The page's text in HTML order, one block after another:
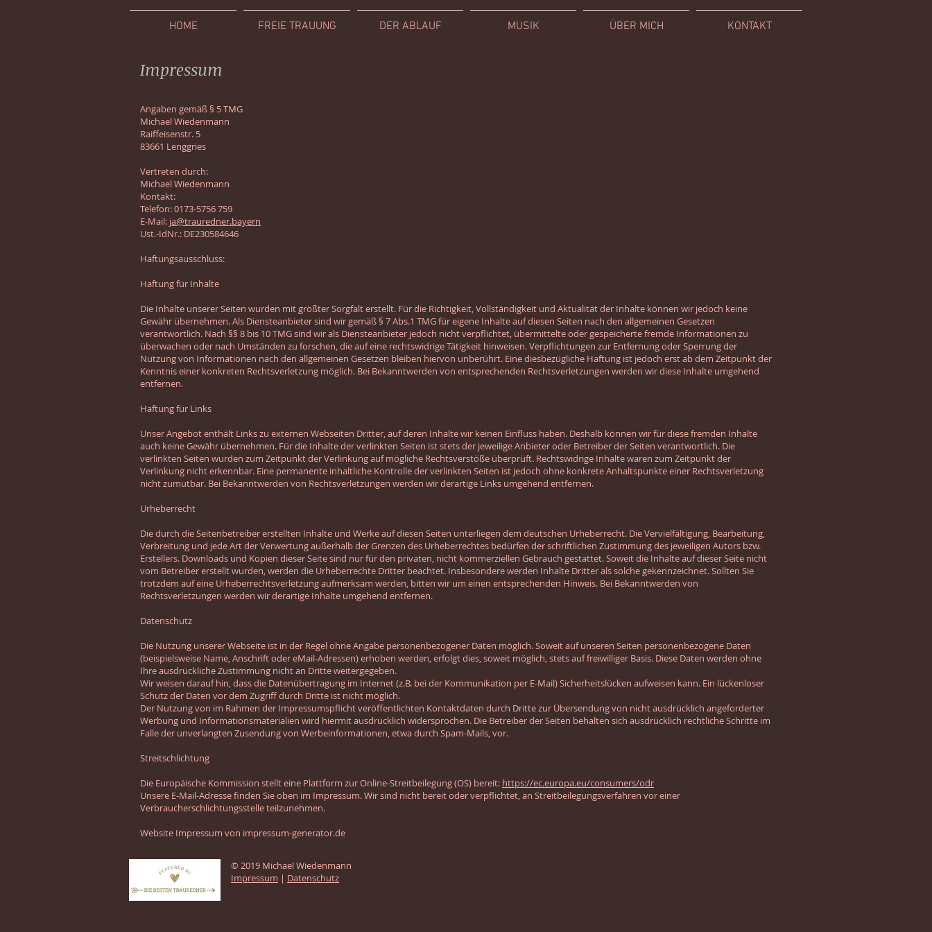
HOME FREIE TRAUUNG DER ABLAUF MUSIK ÜBER MICH KONTAKT
Impressum
Angaben gemäß § 5 TMG
Michael Wiedenmann
Raiffeisenstr. 5
83661 Lenggries
Vertreten durch:
Michael Wiedenmann
Kontakt:
Telefon: 0173-5756 759
E-Mail: ja@trauredner.bayern
Ust.-IdNr.: DE230584646
Haftungsausschluss:
Haftung für Inhalte
Die Inhalte unserer Seiten wurden mit größter Sorgfalt erstellt. Für die Richtigkeit, Vollständigkeit und Aktualität der Inhalte können wir jedoch keine
Gewähr übernehmen. Als Diensteanbieter sind wir gemäß § 7 Abs.1 TMG für eigene Inhalte auf diesen Seiten nach den allgemeinen Gesetzen
verantwortlich. Nach §§ 8 bis 10 TMG sind wir als Diensteanbieter jedoch nicht verpflichtet, übermittelte oder gespeicherte fremde Informationen zu
überwachen oder nach Umständen zu forschen, die auf eine rechtswidrige Tätigkeit hinweisen. Verpflichtungen zur Entfernung oder Sperrung der
Nutzung von Informationen nach den allgemeinen Gesetzen bleiben hiervon unberührt. Eine diesbezügliche Haftung ist jedoch erst ab dem Zeitpunkt der
Kenntnis einer konkreten Rechtsverletzung möglich. Bei Bekanntwerden von entsprechenden Rechtsverletzungen werden wir diese Inhalte umgehend
entfernen.
Haftung für Links
Unser Angebot enthält Links zu externen Webseiten Dritter, auf deren Inhalte wir keinen Einfluss haben. Deshalb können wir für diese fremden Inhalte
auch keine Gewähr übernehmen. Für die Inhalte der verlinkten Seiten ist stets der jeweilige Anbieter oder Betreiber der Seiten verantwortlich. Die
verlinkten Seiten wurden zum Zeitpunkt der Verlinkung auf mögliche Rechtsverstöße überprüft. Rechtswidrige Inhalte waren zum Zeitpunkt der
Verlinkung nicht erkennbar. Eine permanente inhaltliche Kontrolle der verlinkten Seiten ist jedoch ohne konkrete Anhaltspunkte einer Rechtsverletzung
nicht zumutbar. Bei Bekanntwerden von Rechtsverletzungen werden wir derartige Links umgehend entfernen.
Urheberrecht
Die durch die Seitenbetreiber erstellten Inhalte und Werke auf diesen Seiten unterliegen dem deutschen Urheberrecht. Die Vervielfältigung, Bearbeitung,
Verbreitung und jede Art der Verwertung außerhalb der Grenzen des Urheberrechtes bedürfen der schriftlichen Zustimmung des jeweiligen Autors bzw.
Erstellers. Downloads und Kopien dieser Seite sind nur für den privaten, nicht kommerziellen Gebrauch gestattet. Soweit die Inhalte auf dieser Seite nicht
vom Betreiber erstellt wurden, werden die Urheberrechte Dritter beachtet. Insbesondere werden Inhalte Dritter als solche gekennzeichnet. Sollten Sie
trotzdem auf eine Urheberrechtsverletzung aufmerksam werden, bitten wir um einen entsprechenden Hinweis. Bei Bekanntwerden von
Rechtsverletzungen werden wir derartige Inhalte umgehend entfernen.
Datenschutz
Die Nutzung unserer Webseite ist in der Regel ohne Angabe personenbezogener Daten möglich. Soweit auf unseren Seiten personenbezogene Daten
(beispielsweise Name, Anschrift oder eMail-Adressen) erhoben werden, erfolgt dies, soweit möglich, stets auf freiwilliger Basis. Diese Daten werden ohne
Ihre ausdrückliche Zustimmung nicht an Dritte weitergegeben.
Wir weisen darauf hin, dass die Datenübertragung im Internet (z.B. bei der Kommunikation per E-Mail) Sicherheitslücken aufweisen kann. Ein lückenloser
Schutz der Daten vor dem Zugriff durch Dritte ist nicht möglich.
Der Nutzung von im Rahmen der Impressumspflicht veröffentlichten Kontaktdaten durch Dritte zur Übersendung von nicht ausdrücklich angeforderter
Werbung und Informationsmaterialien wird hiermit ausdrücklich widersprochen. Die Betreiber der Seiten behalten sich ausdrücklich rechtliche Schritte im
Falle der unverlangten Zusendung von Werbeinformationen, etwa durch Spam-Mails, vor.
Streitschlichtung
Die Europäische Kommission stellt eine Plattform zur Online-Streitbeilegung (OS) bereit: https://ec.europa.eu/consumers/odr
Unsere E-Mail-Adresse finden Sie oben im Impressum. Wir sind nicht bereit oder verpflichtet, an Streitbeilegungsverfahren vor einer
Verbraucherschlichtungsstelle teilzunehmen.
Website Impressum von impressum-generator.de
© 2019 Michael Wiedenmann
Impressum | Datenschutz